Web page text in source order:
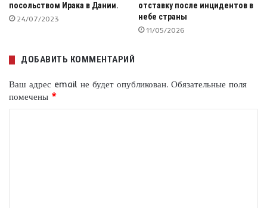
посольством Ирака в Дании.
24/07/2023
отставку после инцидентов в
небе страны
11/05/2026
ДОБАВИТЬ КОММЕНТАРИЙ
Ваш адрес email не будет опубликован. Обязательные поля
помечены *